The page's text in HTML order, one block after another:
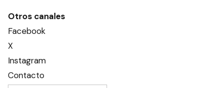
Otros canales
Facebook
X
Instagram
Contacto